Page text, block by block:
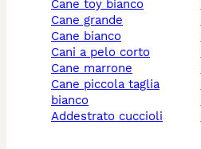
cane toy bianco
cane grande
cane bianco
cani a pelo corto
cane marrone
cane piccola taglia
bianco
addestrato cuccioli